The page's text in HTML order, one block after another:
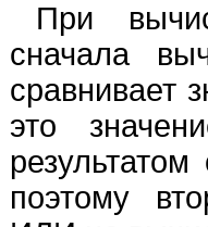
При
сначала
сравнивает
это
поэтому